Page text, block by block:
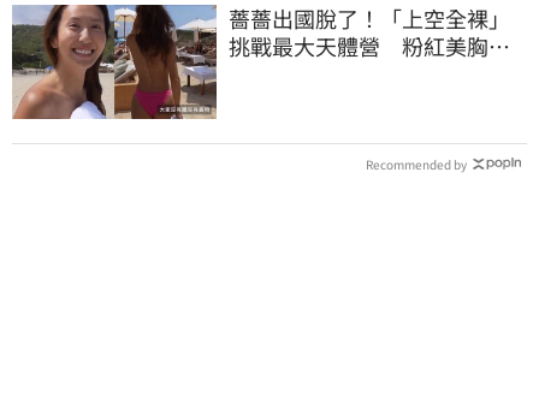
薔薔出國脫了！「上空全裸」
挑戰最大天體營 粉紅美胸被
Recommended by